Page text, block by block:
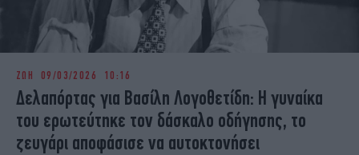
ΖΩΗ 09/03/2026 10:16
Δελαπόρτας για Βασίλη Λογοθετίδη: Η γυναίκα
του ερωτεύτηκε τον δάσκαλο οδήγησης, το
ζευγάρι αποφάσισε να αυτοκτονήσει